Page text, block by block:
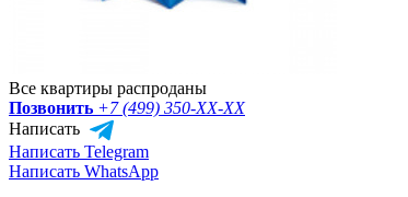
Все квартиры распроданы
Позвонить +7 (499) 350-XX-XX
Написать
Написать Telegram
Написать WhatsApp